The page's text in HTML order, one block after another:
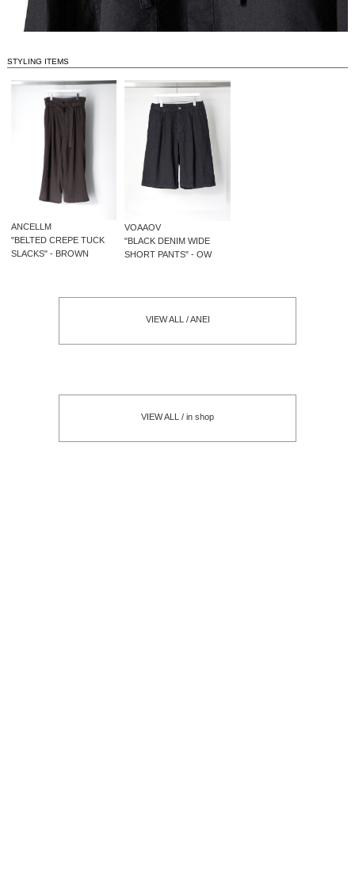
STYLING ITEMS
ANCELLM
"BELTED CREPE TUCK
SLACKS" - BROWN
VOAAOV
"BLACK DENIM WIDE
SHORT PANTS" - OW
VIEW ALL / ANEI
VIEW ALL / in shop